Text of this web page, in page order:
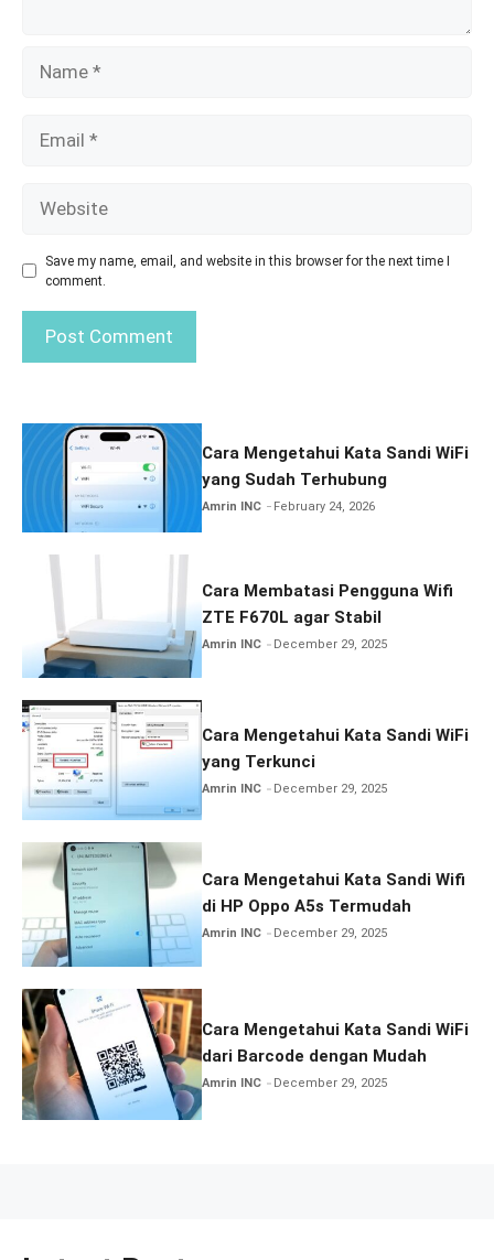
Save my name, email, and website in this browser for the next time I
comment.
Cara Mengetahui Kata Sandi WiFi
yang Sudah Terhubung
Amrin INC February 24, 2026
Cara Membatasi Pengguna Wifi
ZTE F670L agar Stabil
Amrin INC December 29, 2025
Cara Mengetahui Kata Sandi WiFi
yang Terkunci
Amrin INC December 29, 2025
Cara Mengetahui Kata Sandi Wifi
di HP Oppo A5s Termudah
Amrin INC December 29, 2025
Cara Mengetahui Kata Sandi WiFi
dari Barcode dengan Mudah
Amrin INC December 29, 2025